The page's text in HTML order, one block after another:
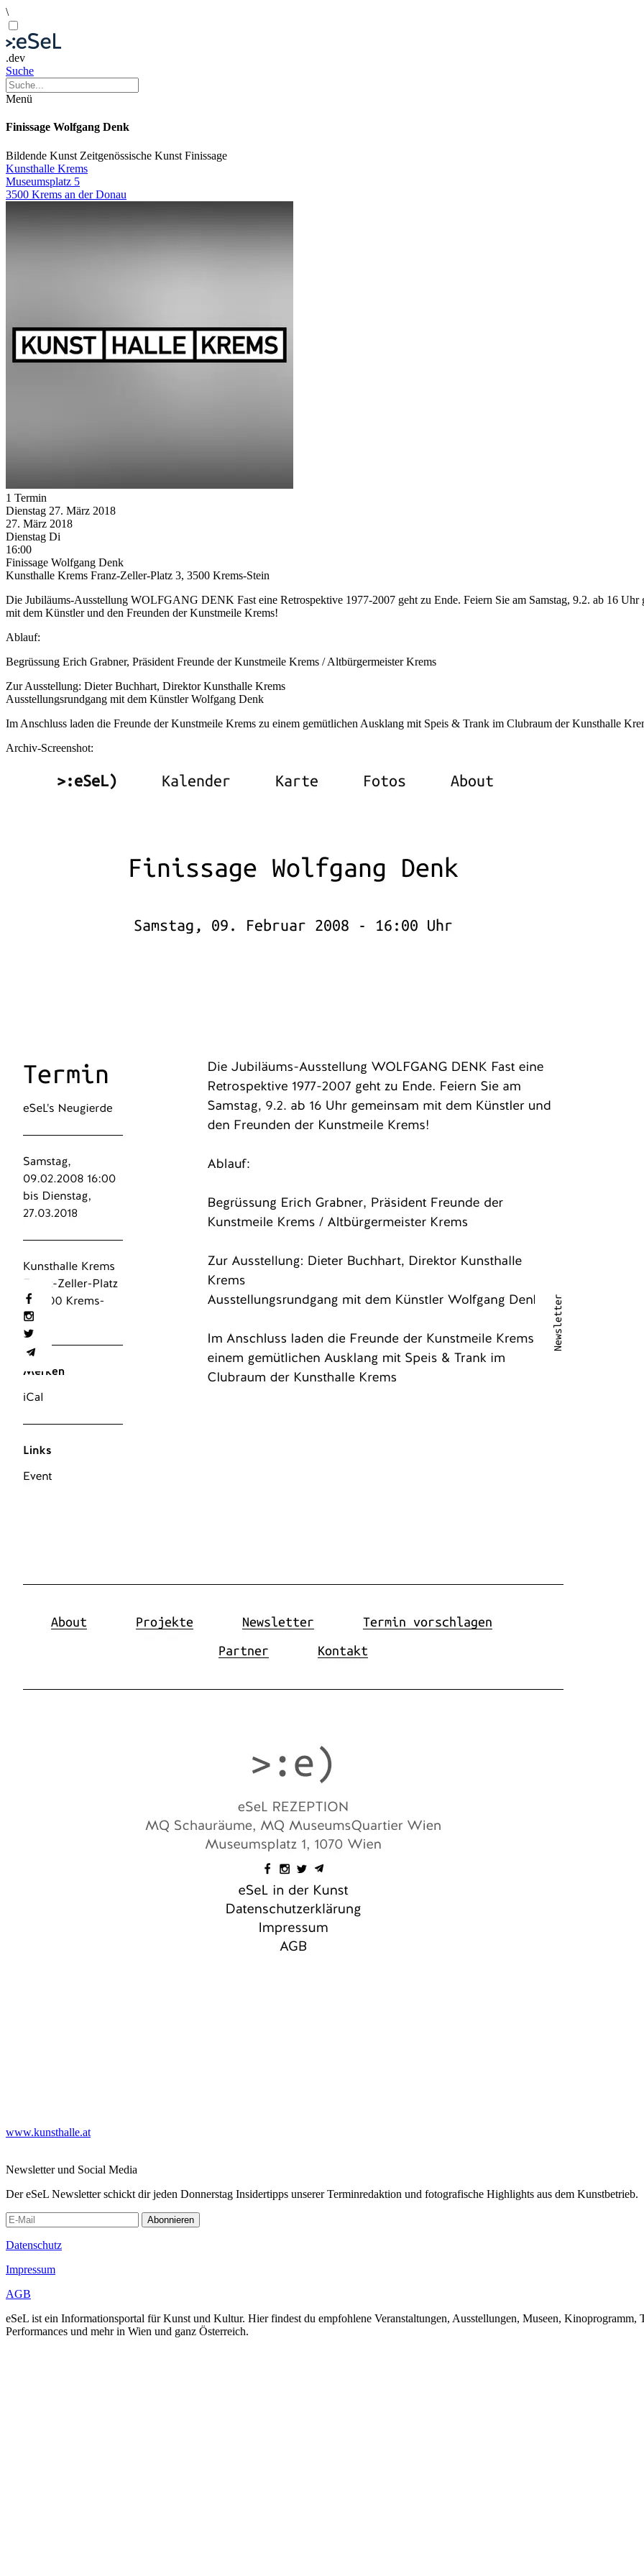
\
.dev
Suche
Menü
Finissage Wolfgang Denk
Bildende Kunst Zeitgenössische Kunst Finissage
Kunsthalle Krems
Museumsplatz 5
3500 Krems an der Donau
1 Termin
Dienstag 27. März 2018
27. März 2018
Dienstag Di
16:00
Finissage Wolfgang Denk
Kunsthalle Krems Franz-Zeller-Platz 3, 3500 Krems-Stein
Die Jubiläums-Ausstellung WOLFGANG DENK Fast eine Retrospektive 1977-2007 geht zu Ende. Feiern Sie am Samstag, 9.2. ab 16 Uhr
mit dem Künstler und den Freunden der Kunstmeile Krems!
Ablauf:
Begrüssung Erich Grabner, Präsident Freunde der Kunstmeile Krems / Altbürgermeister Krems
Zur Ausstellung: Dieter Buchhart, Direktor Kunsthalle Krems
Ausstellungsrundgang mit dem Künstler Wolfgang Denk
Im Anschluss laden die Freunde der Kunstmeile Krems zu einem gemütlichen Ausklang mit Speis & Trank im Clubraum der Kunsthalle
Archiv-Screenshot:
www.kunsthalle.at
Newsletter und Social Media
Der eSeL Newsletter schickt dir jeden Donnerstag Insidertipps unserer Terminredaktion und fotografische Highlights aus dem Kunstbetrieb.
Abonnieren
Datenschutz
Impressum
AGB
eSeL ist ein Informationsportal für Kunst und Kultur. Hier findest du empfohlene Veranstaltungen, Ausstellungen, Museen, Kinoprogramm,
Performances und mehr in Wien und ganz Österreich.